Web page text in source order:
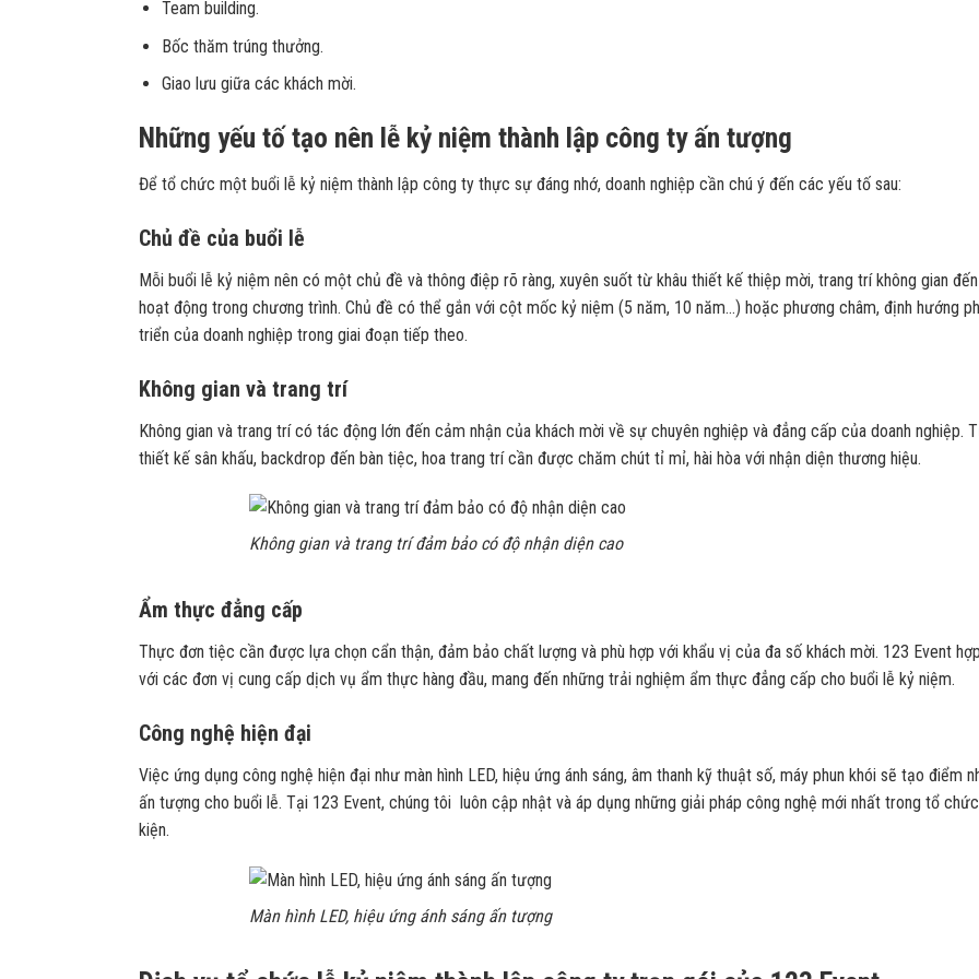
Team building.
Bốc thăm trúng thưởng.
Giao lưu giữa các khách mời.
Những yếu tố tạo nên lễ kỷ niệm thành lập công ty ấn tượng
Để tổ chức một buổi lễ kỷ niệm thành lập công ty thực sự đáng nhớ, doanh nghiệp cần chú ý đến các yếu tố sau:
Chủ đề của buổi lễ
Mỗi buổi lễ kỷ niệm nên có một chủ đề và thông điệp rõ ràng, xuyên suốt từ khâu thiết kế thiệp mời, trang trí không gian
hoạt động trong chương trình. Chủ đề có thể gắn với cột mốc kỷ niệm (5 năm, 10 năm…) hoặc phương châm, định hướng
triển của doanh nghiệp trong giai đoạn tiếp theo.
Không gian và trang trí
Không gian và trang trí có tác động lớn đến cảm nhận của khách mời về sự chuyên nghiệp và đẳng cấp của doanh nghiệp.
thiết kế sân khấu, backdrop đến bàn tiệc, hoa trang trí cần được chăm chút tỉ mỉ, hài hòa với nhận diện thương hiệu.
Không gian và trang trí đảm bảo có độ nhận diện cao
Ẩm thực đẳng cấp
Thực đơn tiệc cần được lựa chọn cẩn thận, đảm bảo chất lượng và phù hợp với khẩu vị của đa số khách mời. 123 Event
với các đơn vị cung cấp dịch vụ ẩm thực hàng đầu, mang đến những trải nghiệm ẩm thực đẳng cấp cho buổi lễ kỷ niệm.
Công nghệ hiện đại
Việc ứng dụng công nghệ hiện đại như màn hình LED, hiệu ứng ánh sáng, âm thanh kỹ thuật số, máy phun khói sẽ tạo điểm
ấn tượng cho buổi lễ. Tại 123 Event, chúng tôi luôn cập nhật và áp dụng những giải pháp công nghệ mới nhất trong tổ
kiện.
Màn hình LED, hiệu ứng ánh sáng ấn tượng